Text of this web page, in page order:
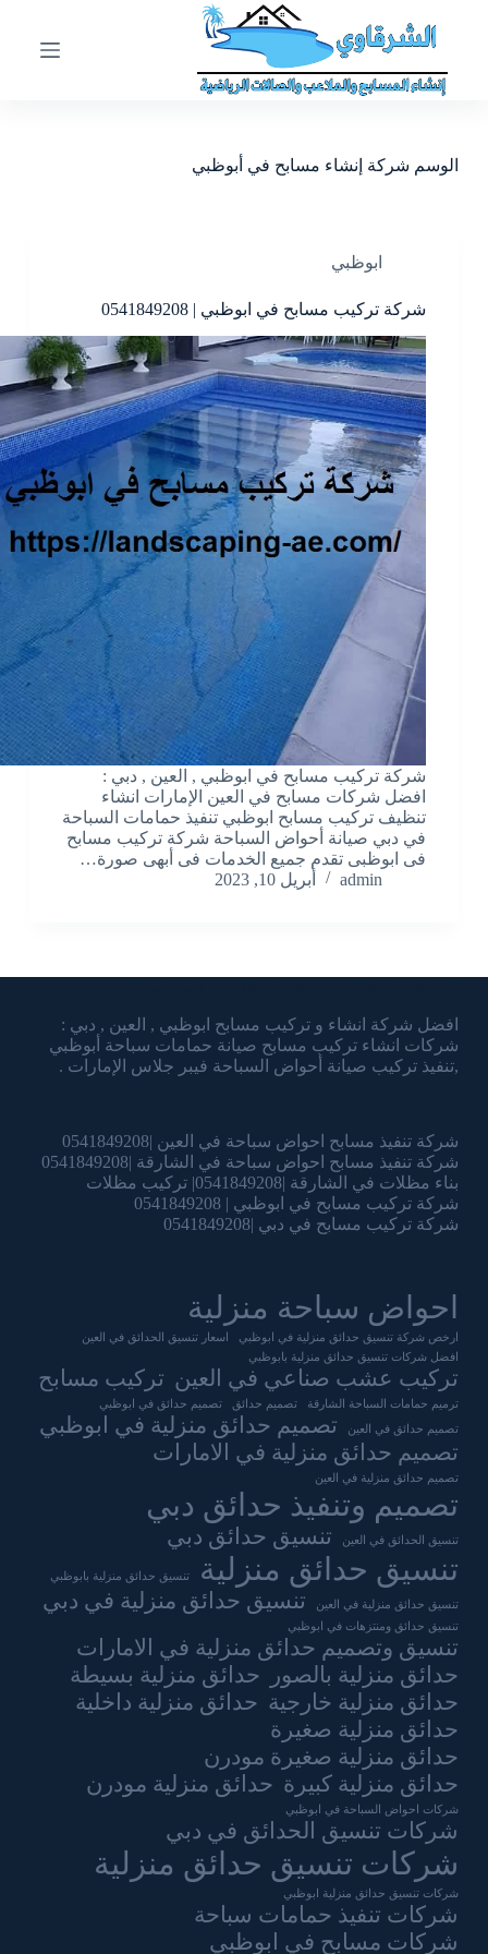
و
ى
الوسم شركة إنشاء مسابح في أبوظبي
ابوظبي
شركة تركيب مسابح في ابوظبي | 0541849208
شركة تركيب مسابح في ابوظبي , العين , دبي :
افضل شركات مسابح في العين الإمارات انشاء
تنظيف تركيب مسابح ابوظبي تنفيذ حمامات السباحة
في دبي صيانة أحواض السباحة شركة تركيب مسابح
فى ابوظبى تقدم جميع الخدمات فى أبهى صورة…
admin
أبريل 10, 2023
افضل شركة انشاء و تركيب مسابح ابوظبي , العين , دبي :
شركات انشاء تركيب مسابح صيانة حمامات سباحة أبوظبي
,تنفيذ تركيب صيانة أحواض السباحة فيبر جلاس الإمارات .
شركة تنفيذ مسابح احواض سباحة في العين |0541849208
شركة تنفيذ مسابح احواض سباحة في الشارقة |0541849208
بناء مظلات في الشارقة |0541849208| تركيب مظلات
شركة تركيب مسابح في ابوظبي | 0541849208
شركة تركيب مسابح في دبي |0541849208
احواض سباحة منزلية
ارخص شركة تنسيق حدائق منزلية في ابوظبي
اسعار تنسيق الحدائق في العين
افضل شركات تنسيق حدائق منزلية بابوظبي
تركيب عشب صناعي في العين تركيب مسابح
ترميم حمامات السباحة الشارقة تصميم حدائق تصميم حدائق في ابوظبي
تصميم حدائق في العين
تصميم حدائق منزلية في ابوظبي
تصميم حدائق منزلية في الامارات
تصميم حدائق منزلية في العين
تصميم وتنفيذ حدائق دبي
تنسيق الحدائق في العين تنسيق حدائق دبي
تنسيق حدائق منزلية تنسيق حدائق منزلية بابوظبي
تنسيق حدائق منزلية في العين تنسيق حدائق منزلية في دبي
تنسيق حدائق ومنتزهات في ابوظبي
تنسيق وتصميم حدائق منزلية في الامارات
حدائق منزلية بالصور
حدائق منزلية بسيطة
حدائق منزلية خارجية حدائق منزلية داخلية
حدائق منزلية صغيرة
حدائق منزلية صغيرة مودرن
حدائق منزلية كبيرة حدائق منزلية مودرن
شركات احواض السباحة في ابوظبي
شركات تنسيق الحدائق في دبي
شركات تنسيق حدائق منزلية
شركات تنسيق حدائق منزلية ابوظبي
شركات تنفيذ حمامات سباحة
شركات مسابح في ابوظبي